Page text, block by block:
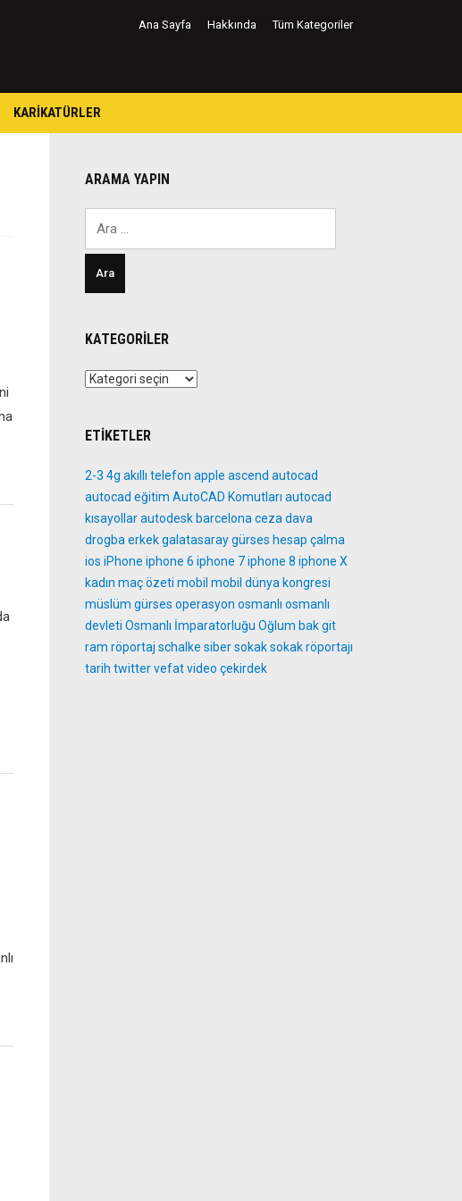
Ana Sayfa Hakkında Tüm Kategoriler
KARIKATÜRLER
ARAMA YAPIN
KATEGORILER
Kategoriler
ETIKETLER
2-3 4g akıllı telefon apple ascend autocad
autocad eğitim AutoCAD Komutları autocad
kısayollarautodesk barcelona ceza dava
drogba erkekgalatasaraygürses hesap çalma
ios iPhone iphone 6 iphone 7iphone 8 iphone X
kadın maç özeti mobil mobil dünya kongresi
müslüm gürses operasyon osmanlı osmanlı
devleti Osmanlı İmparatorluğu Oğlum bak git
ram röportaj schalke sibersokaksokak röportajı
tarih twittervefatvideo çekirdek